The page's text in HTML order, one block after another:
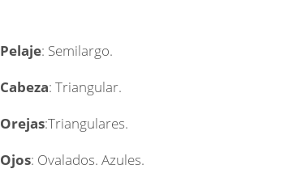
Pelaje: Semilargo.
Cabeza: Triangular.
Orejas:Triangulares.
Ojos: Ovalados. Azules.